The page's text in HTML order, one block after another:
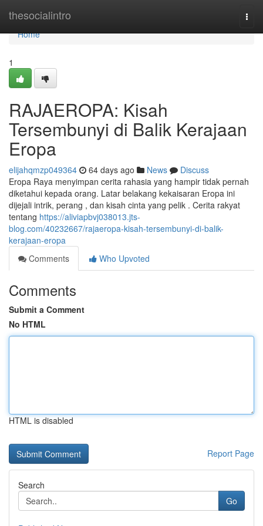
thesocialintro
Home
Home
1
RAJAEROPA: Kisah
Tersembunyi di Balik Kerajaan
Eropa
elijahqmzp049364 64 days ago News
Discuss
Eropa Raya menyimpan cerita rahasia yang hampir tidak pernah
diketahui kepada orang. Latar belakang kekaisaran Eropa ini
dijejali intrik, perang , dan kisah cinta yang pelik . Cerita rakyat
tentang https://aliviapbvj038013.jts-
blog.com/40232667/rajaeropa-kisah-tersembunyi-di-balik-
kerajaan-eropa
Comments
Who Upvoted
Comments
Submit a Comment
No HTML
HTML is disabled
Report Page
Search
Go